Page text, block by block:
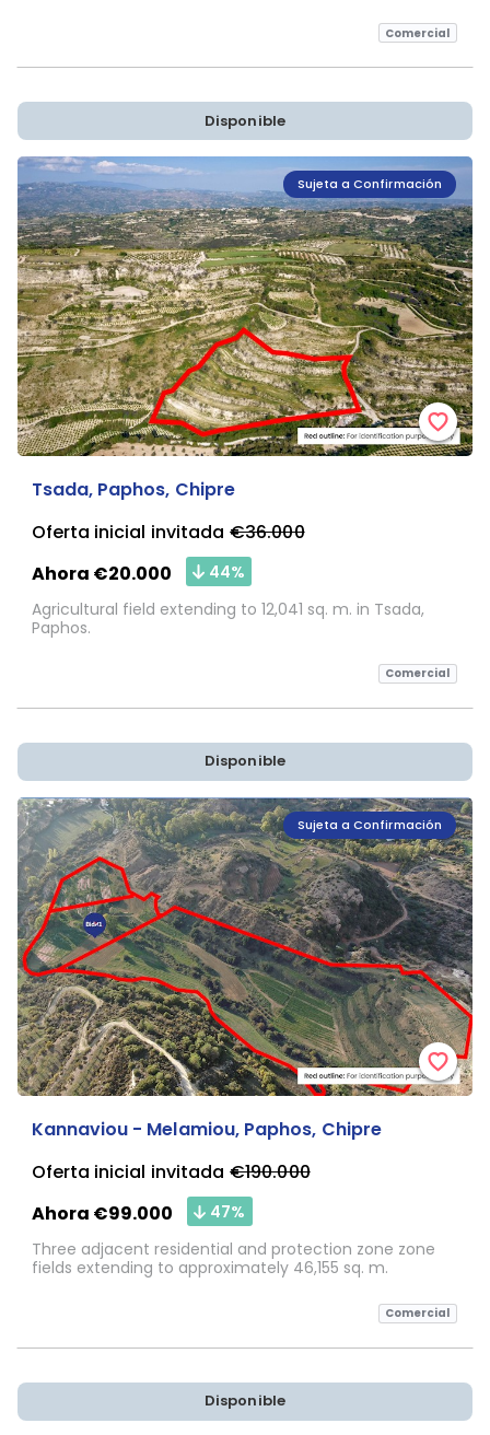
Comercial
Disponible
Sujeta a Confirmación
Tsada, Paphos, Chipre
Oferta inicial invitada €36.000
Ahora €20.000
44%
Agricultural field extending to 12,041 sq. m. in Tsada,
Paphos.
Comercial
Disponible
Sujeta a Confirmación
Kannaviou - Melamiou, Paphos, Chipre
Oferta inicial invitada €190.000
Ahora €99.000
47%
Three adjacent residential and protection zone zone
fields extending to approximately 46,155 sq. m.
Comercial
Disponible